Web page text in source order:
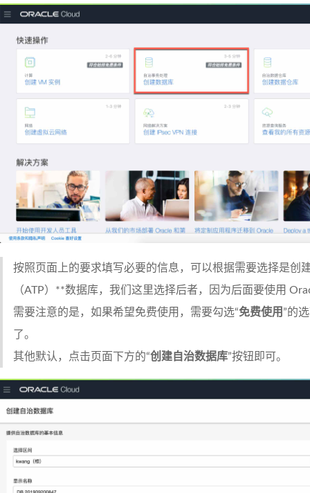
按照页面上的要求填写必要的信息，可以根据需要选择是创
（ATP）**数据库，我们这里选择后者，因为后面要使用
需要注意的是，如果希望免费使用，需要勾选“免费使用 ”的
了。
其他默认，点击页面下方的“创建自治数据库”按钮即可。